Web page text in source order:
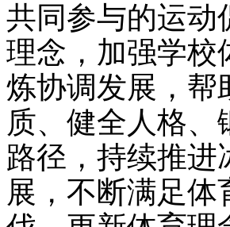
共同参与的运动
理念，加强学校
炼协调发展，帮
质、健全人格、
路径，持续推进
展，不断满足